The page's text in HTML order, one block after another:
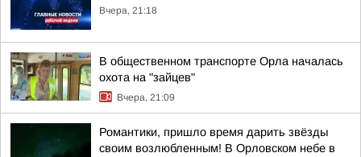
Вчера, 21:18
В общественном транспорте Орла началась
охота на "зайцев"
Вчера, 21:09
Романтики, пришло время дарить звёзды
своим возлюбленным! В Орловском небе в